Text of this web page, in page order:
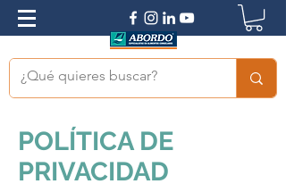
POLÍTICA DE
PRIVACIDAD